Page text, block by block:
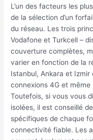
L’un des facteurs les
de la sélection d’un
du réseau. Les trois
Vodafone et Turkcell –
couverture complètes,
varier en fonction de la
Istanbul, Ankara et Izmir
connexions 4G et
Toutefois, si vous vous
isolées, il est conseillé
spécifiques de chaque
connectivité fiable. Les